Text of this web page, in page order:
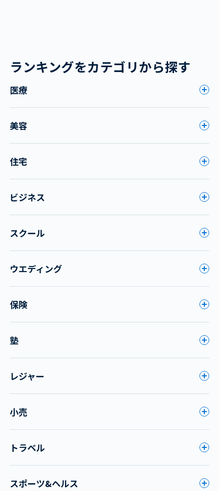
ランキングをカテゴリから探す
医療
美容
住宅
ビジネス
スクール
ウエディング
保険
塾
レジャー
小売
トラベル
スポーツ&ヘルス